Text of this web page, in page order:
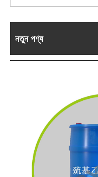
নতুন পণ্য